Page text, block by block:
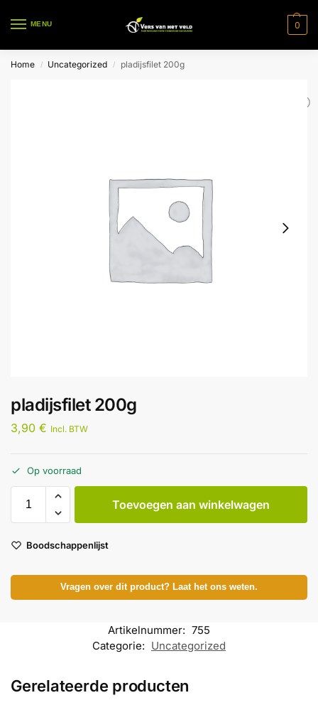
MENU 0
Home / Uncategorized / pladijsfilet 200g
pladijsfilet 200g
3,90 € Incl. BTW
Op voorraad
Toevoegen aan winkelwagen
Boodschappenlijst
Vragen over dit product? Laat het ons weten.
Artikelnummer: 755
Categorie: Uncategorized
Gerelateerde producten